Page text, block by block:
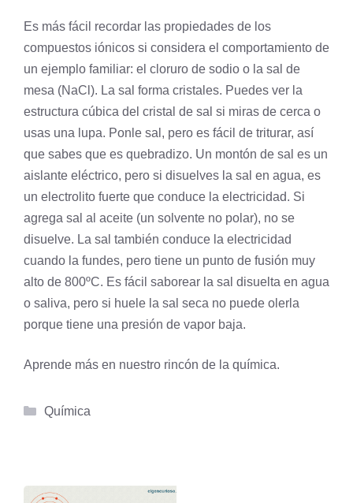
Es más fácil recordar las propiedades de los
compuestos iónicos si considera el comportamiento de
un ejemplo familiar: el cloruro de sodio o la sal de
mesa (NaCl). La sal forma cristales. Puedes ver la
estructura cúbica del cristal de sal si miras de cerca o
usas una lupa. Ponle sal, pero es fácil de triturar, así
que sabes que es quebradizo. Un montón de sal es un
aislante eléctrico, pero si disuelves la sal en agua, es
un electrolito fuerte que conduce la electricidad. Si
agrega sal al aceite (un solvente no polar), no se
disuelve. La sal también conduce la electricidad
cuando la fundes, pero tiene un punto de fusión muy
alto de 800ºC. Es fácil saborear la sal disuelta en agua
o saliva, pero si huele la sal seca no puede olerla
porque tiene una presión de vapor baja.
Aprende más en nuestro rincón de la química.
Categorías
Química